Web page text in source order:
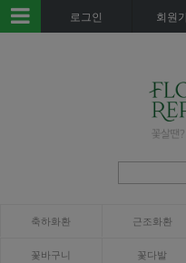
로그인 회원
축하화환 근조화환
꽃바구니 꽃다발